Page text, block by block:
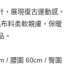
業銀行
業銀行
行
行
行
業銀行
業銀行
行
展現復古運動感。
料柔軟親膚，保暖
。
/ 腰圍 60cm / 臀圍